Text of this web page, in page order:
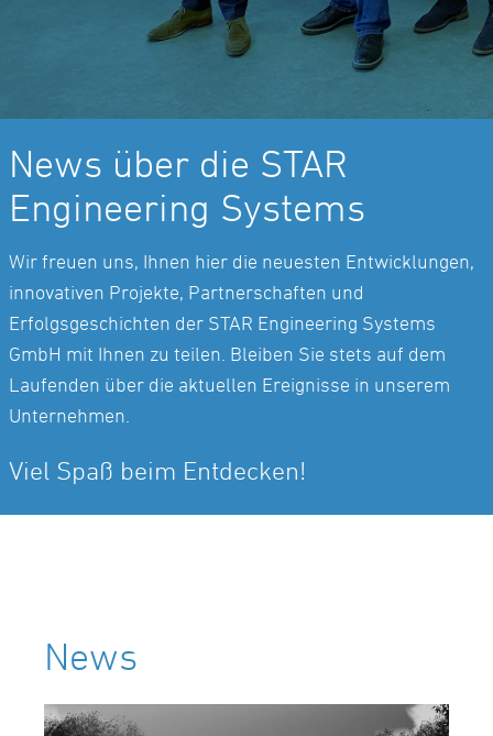
News über die STAR
Engineering Systems
Wir freuen uns, Ihnen hier die neuesten Entwicklungen,
innovativen Projekte, Partnerschaften und
Erfolgsgeschichten der STAR Engineering Systems
GmbH mit Ihnen zu teilen. Bleiben Sie stets auf dem
Laufenden über die aktuellen Ereignisse in unserem
Unternehmen.
Viel Spaß beim Entdecken!
News